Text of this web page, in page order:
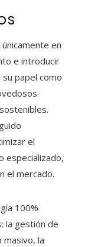
en
e introducir
papel como
el
especializado,
el mercado.
100%
la gestión de
la